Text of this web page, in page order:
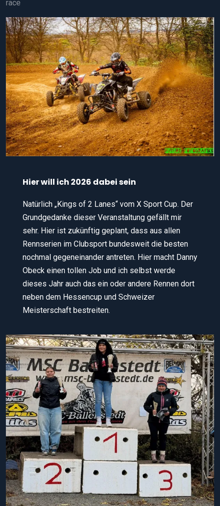
race
Hier will ich 2026 dabei sein
Natürlich „Kings of 2 Lanes“ vom X Sport Cup. Der
Grundgedanke dieser Veranstaltung gefällt mir
sehr. Hier ist zukünftig geplant, dass aus allen
Rennserien im Clubsport bundesweit die besten
nochmal gegeneinander antreten. Hier macht Danny
Obeck einen tollen Job und ich selbst werde
dieses Jahr auch das ein oder andere Rennen dort
neben dem Hessencup und Schweizer
Meisterschaft bestreiten.